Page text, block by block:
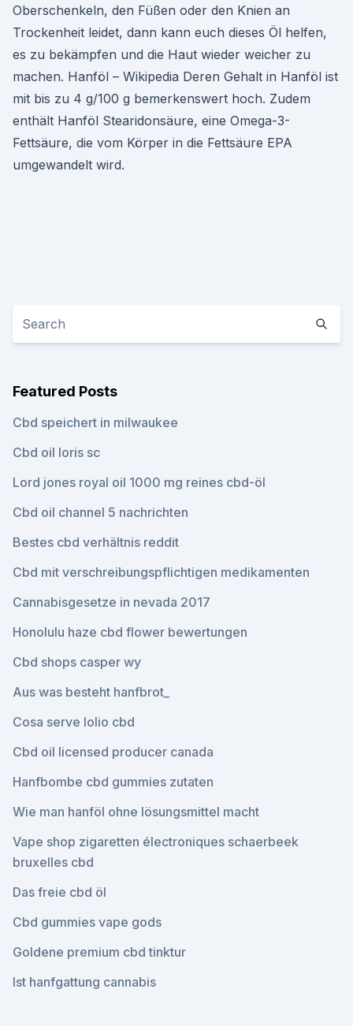
Oberschenkeln, den Füßen oder den Knien an
Trockenheit leidet, dann kann euch dieses Öl helfen,
es zu bekämpfen und die Haut wieder weicher zu
machen. Hanföl – Wikipedia Deren Gehalt in Hanföl ist
mit bis zu 4 g/100 g bemerkenswert hoch. Zudem
enthält Hanföl Stearidonsäure, eine Omega-3-
Fettsäure, die vom Körper in die Fettsäure EPA
umgewandelt wird.
Featured Posts
Cbd speichert in milwaukee
Cbd oil loris sc
Lord jones royal oil 1000 mg reines cbd-öl
Cbd oil channel 5 nachrichten
Bestes cbd verhältnis reddit
Cbd mit verschreibungspflichtigen medikamenten
Cannabisgesetze in nevada 2017
Honolulu haze cbd flower bewertungen
Cbd shops casper wy
Aus was besteht hanfbrot_
Cosa serve lolio cbd
Cbd oil licensed producer canada
Hanfbombe cbd gummies zutaten
Wie man hanföl ohne lösungsmittel macht
Vape shop zigaretten électroniques schaerbeek
bruxelles cbd
Das freie cbd öl
Cbd gummies vape gods
Goldene premium cbd tinktur
Ist hanfgattung cannabis